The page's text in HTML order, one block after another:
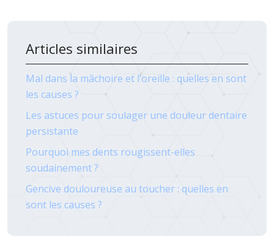
Articles similaires
Mal dans la mâchoire et l’oreille : quelles en sont
les causes ?
Les astuces pour soulager une douleur dentaire
persistante
Pourquoi mes dents rougissent-elles
soudainement ?
Gencive douloureuse au toucher : quelles en
sont les causes ?